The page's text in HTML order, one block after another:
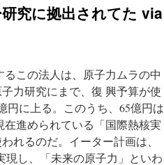
究に拠出されてた via
るこの法人は、原子力ムラの中
力研究にまで、復 興予算が使
円に上る。このうち、65億円は
進められている「国際熱核実
れるのだ。イーター計画は、
現し、「未来の原子力」といわ